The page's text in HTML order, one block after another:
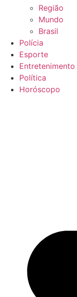
Região
Mundo
Brasil
Polícia
Esporte
Entretenimento
Política
Horóscopo